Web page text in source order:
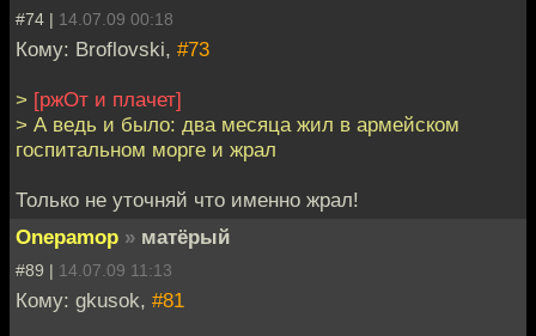
#74 | 14.07.09 00:18
Кому: Broflovski, #73
> [ржОт и плачет]
> А ведь и было: два месяца жил в армейском
госпитальном морге и жрал
Только не уточняй что именно жрал!
Onepamop » матёрый
#89 | 14.07.09 11:13
Кому: gkusok, #81